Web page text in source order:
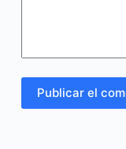
Publicar el